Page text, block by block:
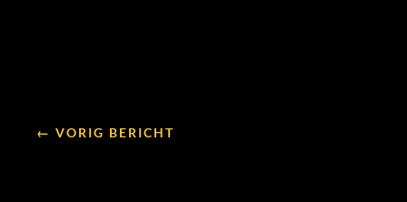
← VORIG BERICHT